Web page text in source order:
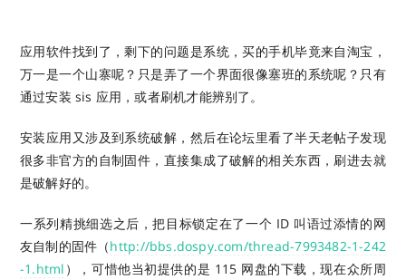
应用软件找到了，剩下的问题是系统，买的手机毕竟来自淘宝，
万一是一个山寨呢？只是弄了一个界面很像塞班的系统呢？只有
通过安装 sis 应用，或者刷机才能辨别了。
安装应用又涉及到系统破解，然后在论坛里看了半天老帖子发现
很多非官方的自制固件，直接集成了破解的相关东西，刷进去就
是破解好的。
一系列精挑细选之后，把目标锁定在了一个 ID 叫语过添情的网
友自制的固件（http://bbs.dospy.com/thread-7993482-1-242
-1.html ），可惜他当初提供的是 115 网盘的下载，现在众所周